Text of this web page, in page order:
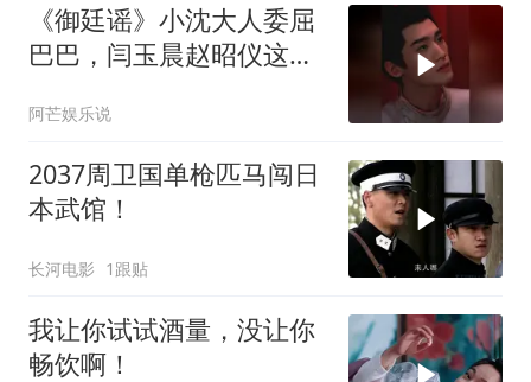
《御廷谣》小沈大人委屈
巴巴，闫玉晨赵昭仪这一
阿芒娱乐说
2037周卫国单枪匹马闯日
本武馆！
长河电影 1跟贴
我让你试试酒量，没让你
畅饮啊！